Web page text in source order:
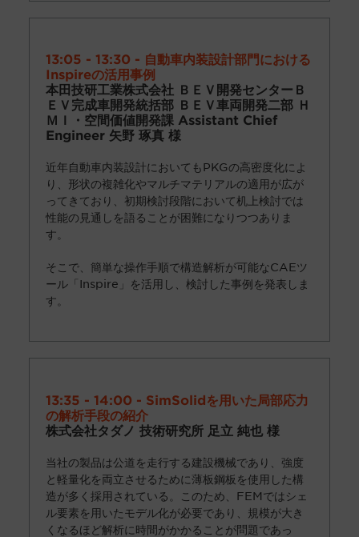
13:05 - 13:30 - 自動車内装設計部門における
Inspireの活用事例
本田技研工業株式会社 ＢＥＶ開発センターＢ
ＥＶ完成車開発統括部 ＢＥＶ車両開発二部 Ｈ
ＭＩ・空間価値開発課 Assistant Chief
Engineer 矢野 琢真 様
近年自動車内装設計においてもPKGの高密度化によ
り、形状の複雑化やマルチマテリアルの適用が広が
ってきており、初期検討段階において机上検討では
性能の見通しを語ることが困難になりつつありま
す。
そこで、簡単な操作手順で構造解析が可能なCAEツ
ール「Inspire」を活用し、検討した事例を発表しま
す。
13:35 - 14:00 - SimSolidを用いた局部応力
の解析手段の紹介
株式会社タダノ 技術研究所 足立 純也 様
当社の製品は公道を走行する建設機械であり、強度
と軽量化を両立させるために薄板鋼板を使用した構
造が多く採用されている。このため、FEMではシェ
ル要素を用いたモデル化が必要であり、規模が大き
くなるほど解析に時間がかかることが問題であっ